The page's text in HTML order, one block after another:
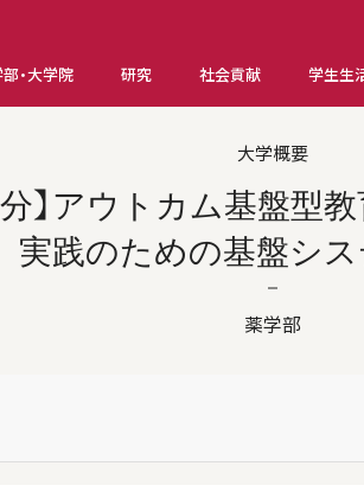
・大学院 研究 社会貢献 学生生
大学概要
分】アウトカム基盤型
実践のための基盤シ
薬学部